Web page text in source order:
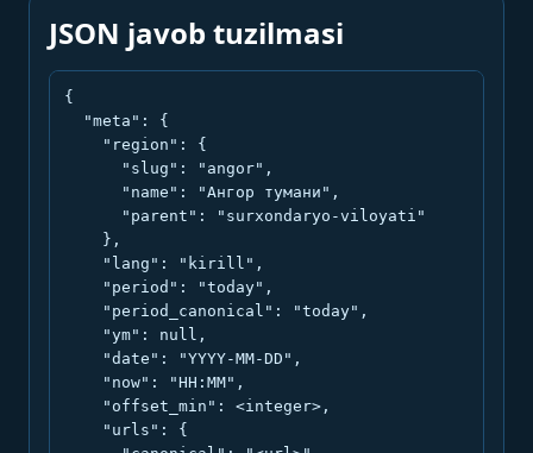
JSON javob tuzilmasi
{
  "meta": {
    "region": {
      "slug": "angor",
      "name": "Ангор тумани",
      "parent": "surxondaryo-viloyati"
    },
    "lang": "kirill",
    "period": "today",
    "period_canonical": "today",
    "ym": null,
    "date": "YYYY-MM-DD",
    "now": "HH:MM",
    "offset_min": <integer>,
    "urls": {